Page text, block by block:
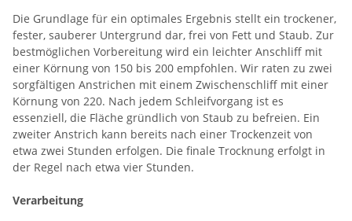
Die Grundlage für ein optimales Ergebnis stellt ein trockener,
fester, sauberer Untergrund dar, frei von Fett und Staub. Zur
bestmöglichen Vorbereitung wird ein leichter Anschliff mit
einer Körnung von 150 bis 200 empfohlen. Wir raten zu zwei
sorgfältigen Anstrichen mit einem Zwischenschliff mit einer
Körnung von 220. Nach jedem Schleifvorgang ist es
essenziell, die Fläche gründlich von Staub zu befreien. Ein
zweiter Anstrich kann bereits nach einer Trockenzeit von
etwa zwei Stunden erfolgen. Die finale Trocknung erfolgt in
der Regel nach etwa vier Stunden.
Verarbeitung